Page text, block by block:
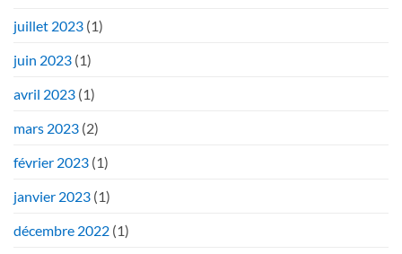
juillet 2023 (1)
juin 2023 (1)
avril 2023 (1)
mars 2023 (2)
février 2023 (1)
janvier 2023 (1)
décembre 2022 (1)